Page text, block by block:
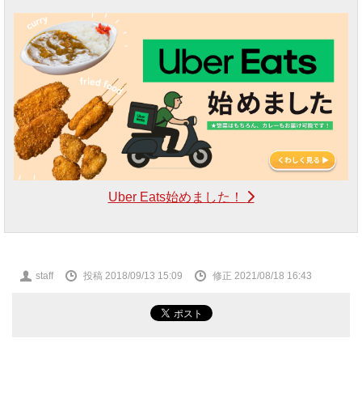
Uber Eats始めました！
staff 投稿 2018/09/13 15:09 修正 2021/08/18 16:43